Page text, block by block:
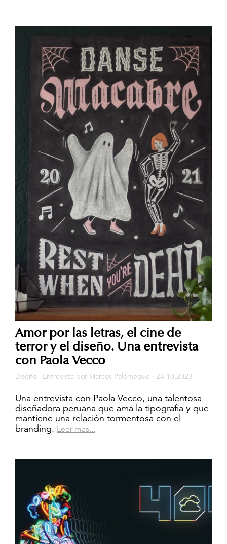
Amor por las letras, el cine de
terror y el diseño. Una entrevista
con Paola Vecco
Diseño | Entrevista por Marcos Palomeque · 24.10.2023
Una entrevista con Paola Vecco, una talentosa
diseñadora peruana que ama la tipografía y que
mantiene una relación tormentosa con el
branding. Leer mas...